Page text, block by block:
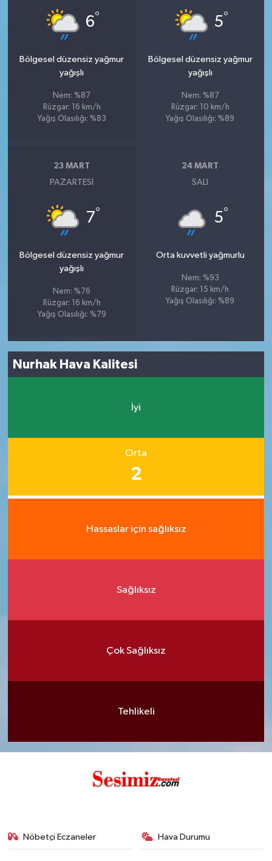
6°
Bölgesel düzensiz yağmur
yağışlı
Nem: %87
Rüzgar: 16 km/h
Yağış Olasılığı: %83
5°
Bölgesel düzensiz yağmur
yağışlı
Nem: %87
Rüzgar: 10 km/h
Yağış Olasılığı: %89
23 MART
PAZARTESI
7°
Bölgesel düzensiz yağmur
yağışlı
Nem: %76
Rüzgar: 16 km/h
Yağış Olasılığı: %79
24 MART
SALI
5°
Orta kuvvetli yağmurlu
Nem: %93
Rüzgar: 15 km/h
Yağış Olasılığı: %89
Nurhak Hava Kalitesi
İyi
Orta
2
Hassaslar için sağlıksız
Sağlıksız
Çok Sağlıksız
Tehlikeli
Nöbetçi Eczaneler Hava Durumu